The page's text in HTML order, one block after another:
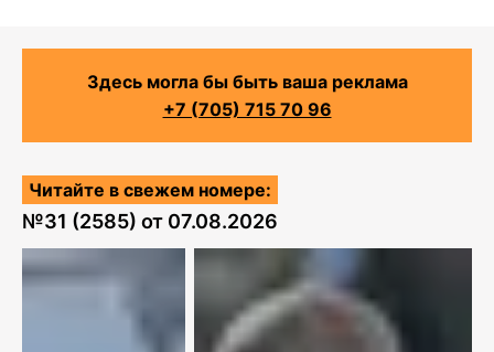
Здесь могла бы быть ваша реклама
+7 (705) 715 70 96
Читайте в свежем номере:
№31 (2585) от 07.08.2026